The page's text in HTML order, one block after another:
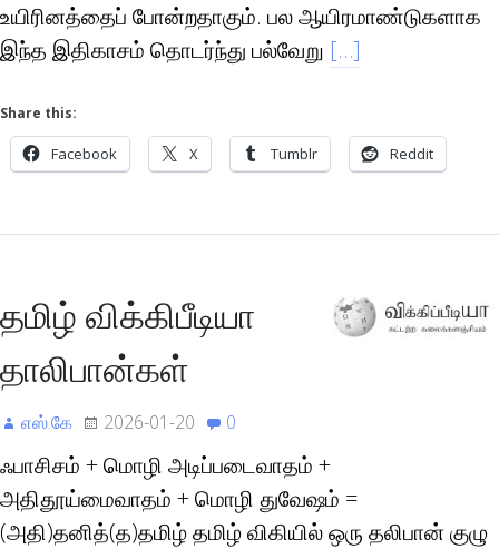
உயிரினத்தைப் போன்றதாகும். பல ஆயிரமாண்டுகளாக
இந்த இதிகாசம் தொடர்ந்து பல்வேறு […]
Share this:
Facebook X Tumblr Reddit
தமிழ் விக்கிபீடியா
தாலிபான்கள்
எஸ்.கே 2026-01-20 0
ஃபாசிசம் + மொழி அடிப்படைவாதம் +
அதிதூய்மைவாதம் + மொழி துவேஷம் =
(அதி)தனித்(த)தமிழ் தமிழ் விகியில் ஒரு தலிபான் குழு